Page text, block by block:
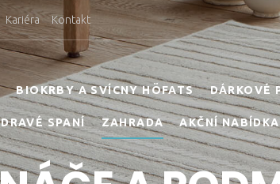
Kariéra Kontakt
BIOKRBY A SVÍCNY HÖFATS DÁRKOVÉ
SPANÍ ZAHRADA AKČNÍ NABÍDKA